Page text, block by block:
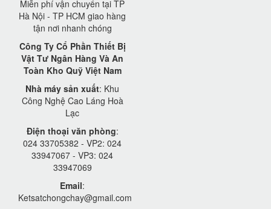
Miễn phí vận chuyển tại TP
Hà Nội - TP HCM giao hàng
tận nơi nhanh chóng
Công Ty Cổ Phần Thiết Bị
Vật Tư Ngân Hàng Và An
Toàn Kho Quỹ Việt Nam
Nhà máy sản xuất: Khu
Công Nghệ Cao Láng Hoà
Lạc
Điện thoại văn phòng:
024 33705382 - VP2: 024
33947067 - VP3: 024
33947069
Email:
Ketsatchongchay@gmail.com